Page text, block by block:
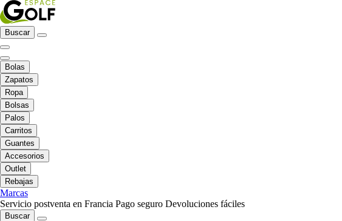
Buscar
Bolas
Zapatos
Ropa
Bolsas
Palos
Carritos
Guantes
Accesorios
Outlet
Rebajas
Marcas
Servicio postventa en Francia Pago seguro Devoluciones fáciles
Buscar